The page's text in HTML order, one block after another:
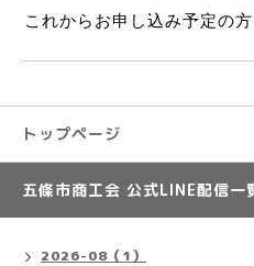
これからお申し込み予定の
トップページ
五條市商工会 公式LINE配信一
2026-08（1）